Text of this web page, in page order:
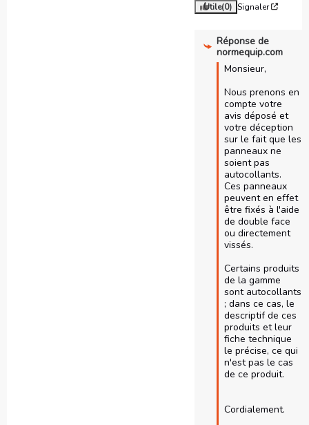
Utile(0) Signaler
Réponse de
normequip.com
Monsieur,
Nous prenons en
compte votre
avis déposé et
votre déception
sur le fait que les
panneaux ne
soient pas
autocollants.
Ces panneaux
peuvent en effet
être fixés à l'aide
de double face
ou directement
vissés.
Certains produits
de la gamme
sont autocollants
; dans ce cas, le
descriptif de ces
produits et leur
fiche technique
le précise, ce qui
n'est pas le cas
de ce produit.
Cordialement.